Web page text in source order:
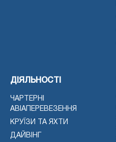
ДІЯЛЬНОСТІ
ЧАРТЕРНІ
АВІАПЕРЕВЕЗЕННЯ
КРУЇЗИ ТА ЯХТИ
ДАЙВІНГ